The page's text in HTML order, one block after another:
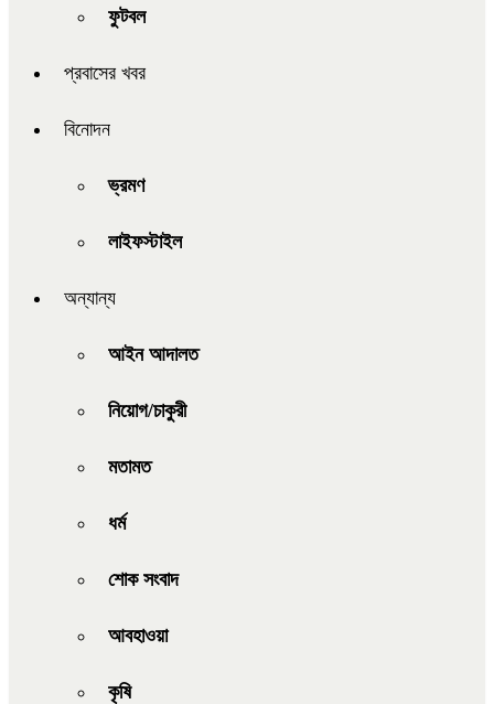
ফুটবল
প্রবাসের খবর
বিনোদন
ভ্রমণ
লাইফস্টাইল
অন্যান্য
আইন আদালত
নিয়োগ/চাকুরী
মতামত
ধর্ম
শোক সংবাদ
আবহাওয়া
কৃষি